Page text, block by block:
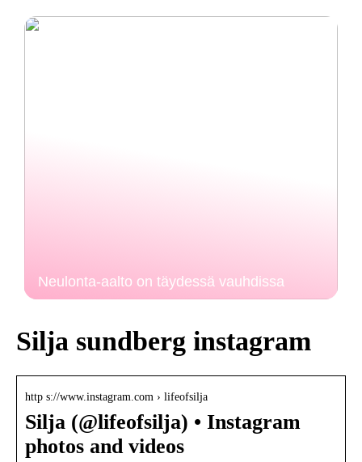
Neulonta-aalto on täydessä vauhdissa
Silja sundberg instagram
http s://www.instagram.com › lifeofsilja
Silja (@lifeofsilja) • Instagram
photos and videos